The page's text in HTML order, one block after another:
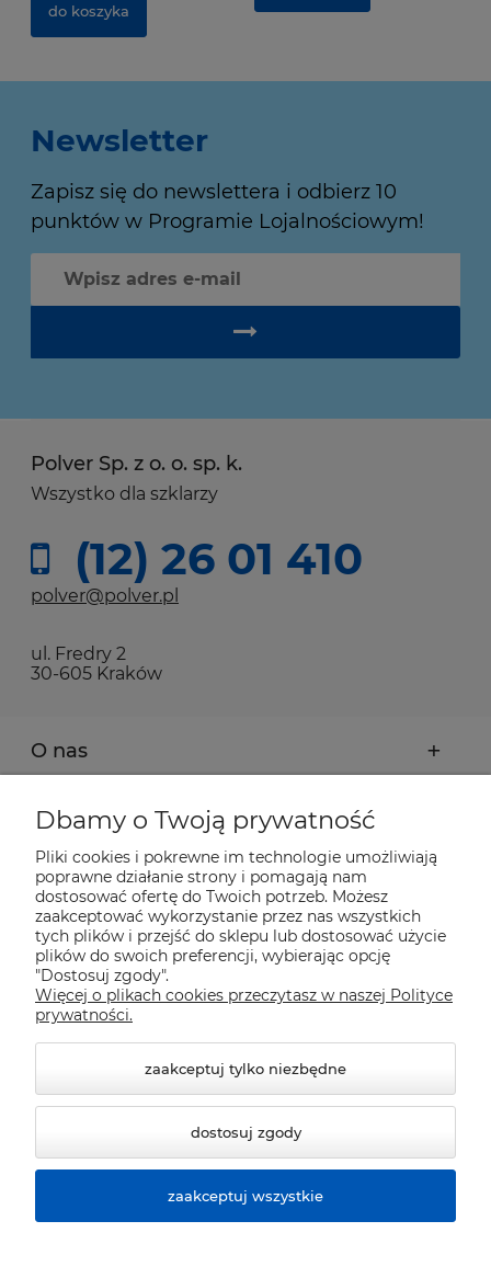
do koszyka
Newsletter
Zapisz się do newslettera i odbierz 10
punktów w Programie Lojalnościowym!
Polver Sp. z o. o. sp. k.
Wszystko dla szklarzy
(12) 26 01 410
polver@polver.pl
ul. Fredry 2
30-605 Kraków
O nas
Moje konto
Płatności i dostawa
Pomoc
Informacje
© 2026 sklep.polver.eu. Wszelkie prawa zastrzeżone.
Dbamy o Twoją prywatność
Pliki cookies i pokrewne im technologie umożliwiają
poprawne działanie strony i pomagają nam
dostosować ofertę do Twoich potrzeb. Możesz
zaakceptować wykorzystanie przez nas wszystkich
tych plików i przejść do sklepu lub dostosować użycie
plików do swoich preferencji, wybierając opcję
"Dostosuj zgody".
Więcej o plikach cookies przeczytasz w naszej Polityce
prywatności.
zaakceptuj tylko niezbędne
dostosuj zgody
zaakceptuj wszystkie